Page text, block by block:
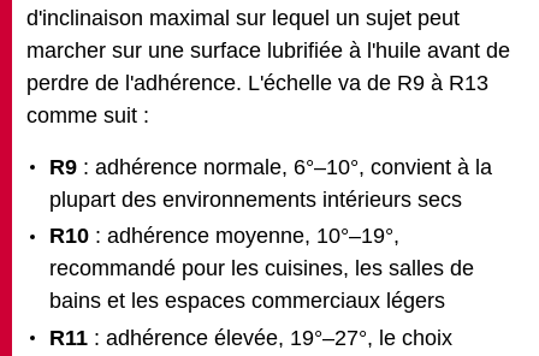
d'inclinaison maximal sur lequel un sujet peut
marcher sur une surface lubrifiée à l'huile avant de
perdre de l'adhérence. L'échelle va de R9 à R13
comme suit :
R9 : adhérence normale, 6°–10°, convient à la
plupart des environnements intérieurs secs
R10 : adhérence moyenne, 10°–19°,
recommandé pour les cuisines, les salles de
bains et les espaces commerciaux légers
R11 : adhérence élevée, 19°–27°, le choix